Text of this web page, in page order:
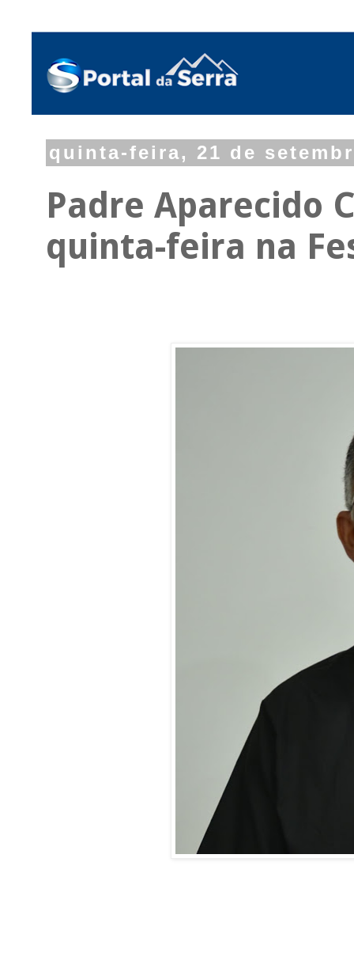
quinta-feira, 21 de
Padre Aparecido
quinta-feira na